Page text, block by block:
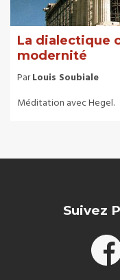
La dialectique
modernité
ParLouis Soubiale
Méditation avec Hegel.
Suivez